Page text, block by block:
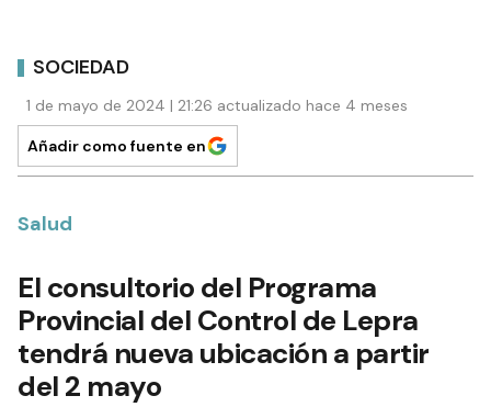
SOCIEDAD
1 de mayo de 2024 | 21:26 actualizado hace 4 meses
Añadir como fuente en
Salud
El consultorio del Programa
Provincial del Control de Lepra
tendrá nueva ubicación a partir
del 2 mayo